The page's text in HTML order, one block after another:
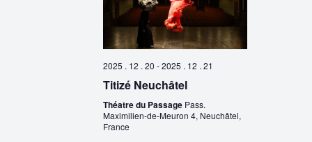
2025 . 12 . 20 -2025 . 12 . 21
Titizé Neuchâtel
Théatre du Passage Pass.
Maximilien-de-Meuron 4, Neuchâtel,
France